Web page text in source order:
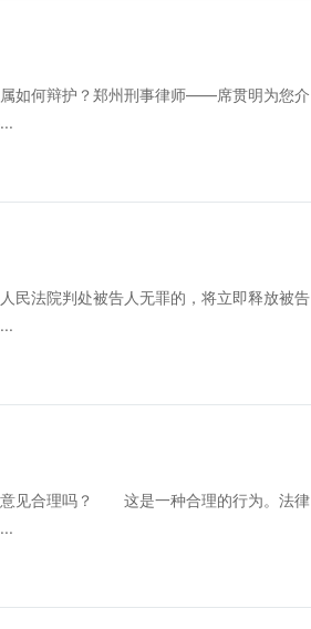
何辩护？郑州刑事律师——席贯明为您介
院判处被告人无罪的，将立即释放被告
见合理吗？ 这是一种合理的行为。法律